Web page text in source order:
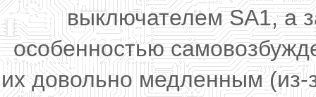
выключателем SA1, а
особенностью
их довольно медленным (из-